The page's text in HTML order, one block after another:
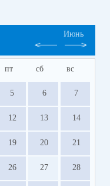
Июнь
пт сб вс
5 6 7
12 13 14
19 20 21
26 27 28